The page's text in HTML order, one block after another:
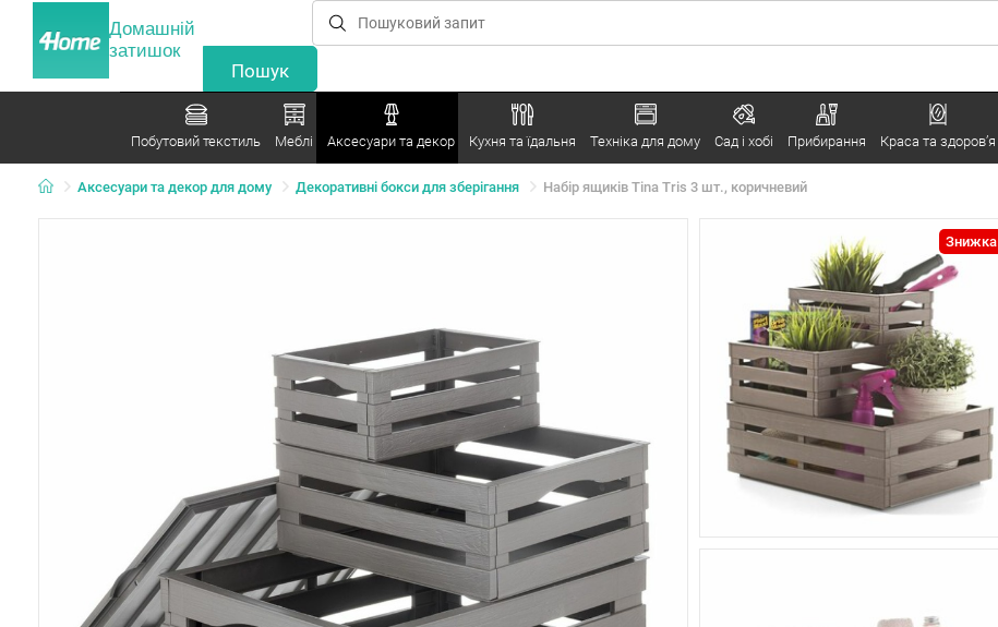
Домашній
затишок
Побутовий текстиль Меблі Аксесуари та декор Кухня та їдальня Техніка для дому Сад і хобі Прибирання Краса та здоров’я
Аксесуари та декор для дому Декоративні бокси для зберігання Набір ящиків Tina Tris 3 шт., коричневий
Знижка